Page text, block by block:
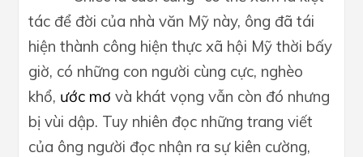
tác để đời của nhà văn Mỹ này, ông đã tái
hiện thành công hiện thực xã hội Mỹ thời bấy
giờ, có những con người cùng cực, nghèo
khổ, ước mơ và khát vọng vẫn còn đó nhưng
bị vùi dập. Tuy nhiên đọc những trang viết
của ông người đọc nhận ra sự kiên cường,